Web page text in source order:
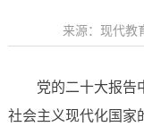
来源：现代教
党的二十大报告
社会主义现代化国家